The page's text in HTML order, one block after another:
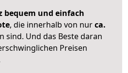
bequem und einfach
, die innerhalb von nurca.
sind. Und das Beste daran
Preisen